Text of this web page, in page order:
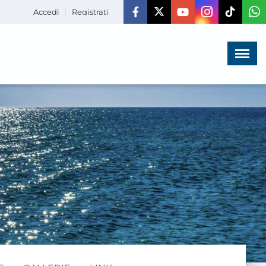
Accedi Registrati
Menù ×
LA VITA
DELL'ASSOCIAZIONE
COMUNICAZIONE,
PROGETTI ED EDITORIA
AMMINISTRAZIONE
TRASPARENTE